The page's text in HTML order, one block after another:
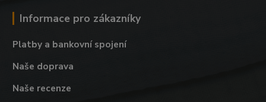
Informace pro zákazníky
Platby a bankovní spojení
Naše doprava
Naše recenze